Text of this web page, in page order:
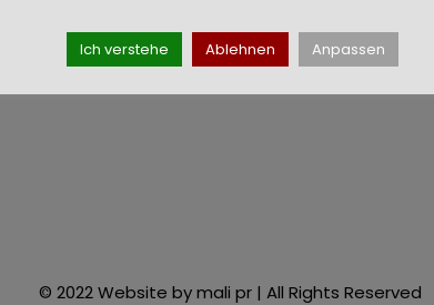
Montag - Freitag
900- 1800
© 2022 Website by mali pr | All Rights Reserved
Ich verstehe Ablehnen Anpassen